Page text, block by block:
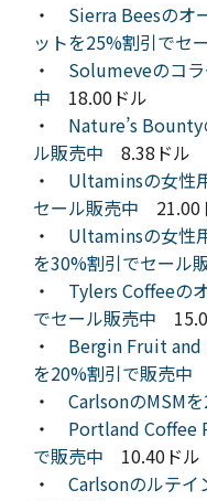
・ Sierra Beesのオ
ットを25%割引でセ
・ Solumeveのコ
中 18.00ドル
・ Nature’s
ル販売中 8.38ドル
・ Ultaminsの女性
セール販売中 21.00
・ Ultaminsの女性
を30%割引でセール
・ Tylers Coffeeの
でセール販売中
・ Bergin Fruit and
を20%割引で販売中
・ CarlsonのMSM
・ Portland Coffee
で販売中 10.40ドル
・ Carlsonのルテイ